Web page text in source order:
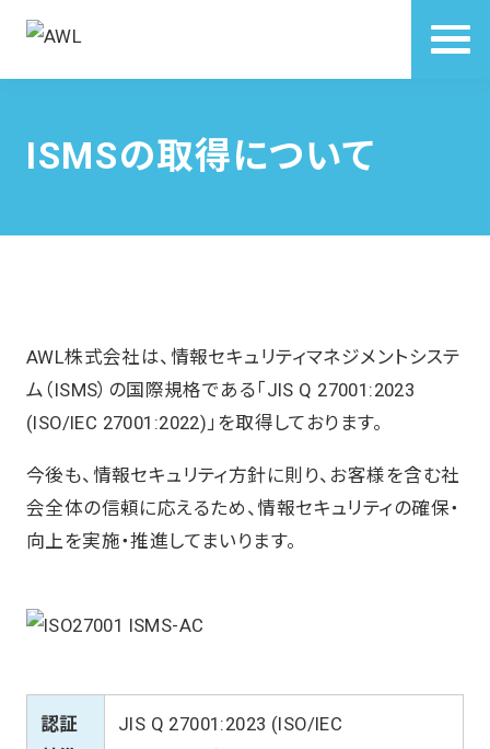
ISMSの取得について
AWL株式会社は、情報セキュリティマネジメントシステ
ム（ISMS）の国際規格である「JIS Q 27001:2023
(ISO/IEC 27001:2022)」を取得しております。
今後も、情報セキュリティ方針に則り、お客様を含む社
会全体の信頼に応えるため、情報セキュリティの確保・
向上を実施・推進してまいります。
認証
JIS Q 27001:2023 (ISO/IEC